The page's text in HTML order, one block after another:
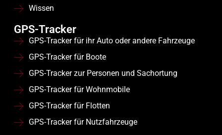
Wissen
GPS-Tracker
GPS-Tracker für ihr Auto oder andere Fahrzeuge
GPS-Tracker für Boote
GPS-Tracker zur Personen und Sachortung
GPS-Tracker für Wohnmobile
GPS-Tracker für Flotten
GPS-Tracker für Nutzfahrzeuge